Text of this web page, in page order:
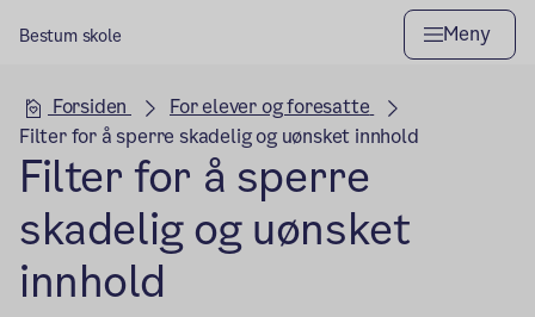
Bestum skole Meny
Hovedseksjon
Forsiden
For elever og foresatte
Filter for å sperre skadelig og uønsket innhold
Filter for å sperre
skadelig og uønsket
innhold